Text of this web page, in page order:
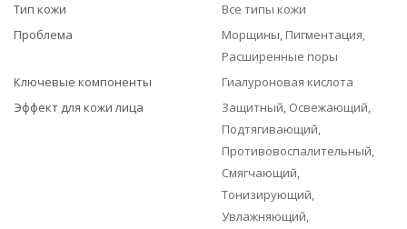
Тип кожи
Все типы кожи
Проблема
Морщины, Пигментация,
Расширенные поры
Ключевые компоненты
Гиалуроновая кислота
Эффект для кожи лица
Защитный, Освежающий,
Подтягивающий,
Противовоспалительный,
Смягчающий,
Тонизирующий,
Увлажняющий,